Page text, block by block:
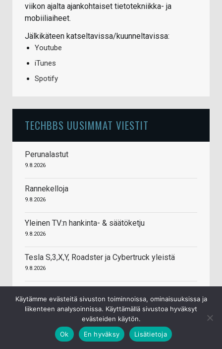
viikon ajalta ajankohtaiset tietotekniikka- ja
mobiiliaiheet.
Jälkikäteen katseltavissa/kuunneltavissa:
Youtube
iTunes
Spotify
TECHBBS UUSIMMAT VIESTIT
Perunalastut
9.8.2026
Rannekelloja
9.8.2026
Yleinen TV:n hankinta- & säätöketju
9.8.2026
Tesla S,3,X,Y, Roadster ja Cybertruck yleistä
9.8.2026
9.8.2026
PEth- testi, alkoholi ja vapaat
Käytämme evästeitä sivuston toiminnoissa, ominaisuuksissa ja
liikenteen analysoinnissa. Käyttämällä sivustoa hyväksyt
evästeiden käytön.
Ok
En hyväksy Lisätietoja